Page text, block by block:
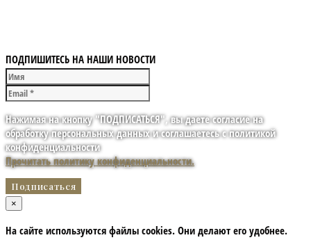
ПОДПИШИТЕСЬ НА НАШИ НОВОСТИ
Нажимая на кнопку "ПОДПИСАТЬСЯ", вы даете согласие на
обработку персональных данных и соглашаетесь с политикой
конфиденциальности
Прочитать политику конфиденциальности.
×
На сайте используются файлы cookies. Они делают его удобнее.